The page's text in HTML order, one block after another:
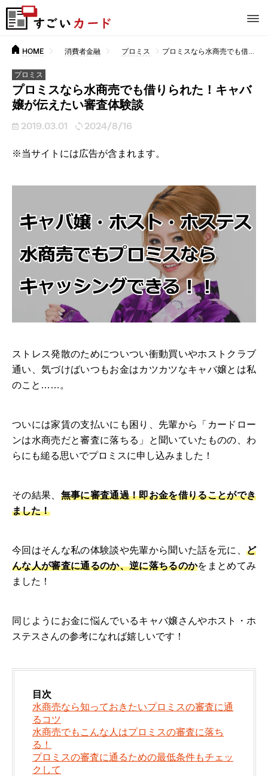
HOME 消費者金融 プロミス プロミスなら水商売でも借りられた！キャバ嬢が伝えたい審査体験談
プロミス
プロミスなら水商売でも借りられた！キャバ
嬢が伝えたい審査体験談
2019.03.01 2024/8/16
※当サイトには広告が含まれます。
ストレス発散のためについつい衝動買いやホストクラブ
通い、気づけばいつもお金はカツカツなキャバ嬢とは私
のこと……。
ついには家賃の支払いにも困り、先輩から「カードロー
ンは水商売だと審査に落ちる」と聞いていたものの、わ
らにも縋る思いでプロミスに申し込みました！
その結果、 無事に審査通過！即お金を借りることができ
ました！
今回はそんな私の体験談や先輩から聞いた話を元に、 ど
んな人が審査に通るのか、逆に落ちるのかをまとめてみ
ました！
同じようにお金に悩んでいるキャバ嬢さんやホスト・ホ
ステスさんの参考になれば嬉しいです！
目次
水商売なら知っておきたいプロミスの審査に通
るコツ
水商売でもこんな人はプロミスの審査に落ち
る！
プロミスの審査に通るための最低条件もチェッ
クして